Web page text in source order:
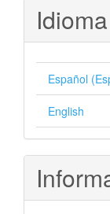
Idioma
Español
English